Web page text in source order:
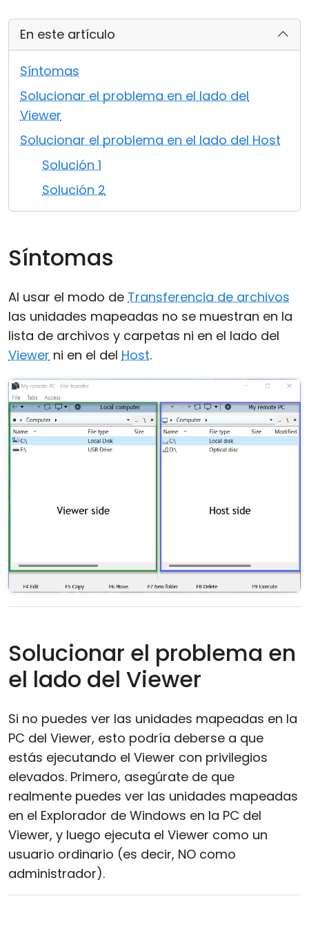
En este artículo
Síntomas
Solucionar el problema en el lado del
Viewer
Solucionar el problema en el lado del Host
Solución 1
Solución 2
Síntomas
Al usar el modo de Transferencia de archivos
las unidades mapeadas no se muestran en la
lista de archivos y carpetas ni en el lado del
Viewer ni en el del Host.
Solucionar el problema en
el lado del Viewer
Si no puedes ver las unidades mapeadas en la
PC del Viewer, esto podría deberse a que
estás ejecutando el Viewer con privilegios
elevados. Primero, asegúrate de que
realmente puedes ver las unidades mapeadas
en el Explorador de Windows en la PC del
Viewer, y luego ejecuta el Viewer como un
usuario ordinario (es decir, NO como
administrador).
Nube y local